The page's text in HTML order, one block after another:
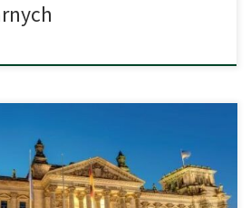
że w najbliższą niedzielę, 23
wybory wygra frakcja partii CDU/CSU, a
reprezentowanie kraju na stanowisku